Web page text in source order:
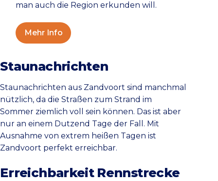
man auch die Region erkunden will.
Mehr Info
Staunachrichten
Staunachrichten aus Zandvoort sind manchmal
nützlich, da die Straßen zum Strand im
Sommer ziemlich voll sein können. Das ist aber
nur an einem Dutzend Tage der Fall. Mit
Ausnahme von extrem heißen Tagen ist
Zandvoort perfekt erreichbar.
Erreichbarkeit Rennstrecke